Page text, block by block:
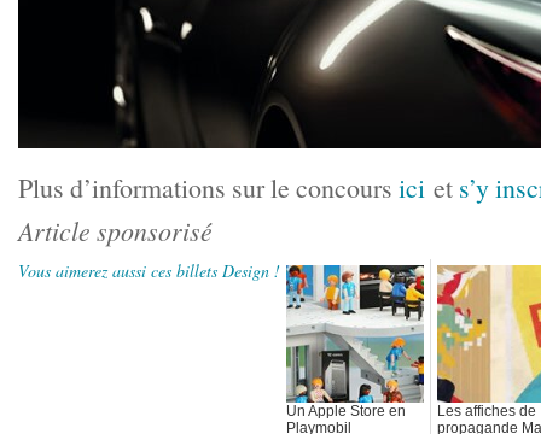
Plus d’informations sur le concours ici et s’y
Article sponsorisé
Vous aimerez aussi ces billets Design !
Un Apple Store en
Playmobil
Les affiches de
propagande